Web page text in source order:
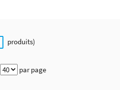
produits)
par page